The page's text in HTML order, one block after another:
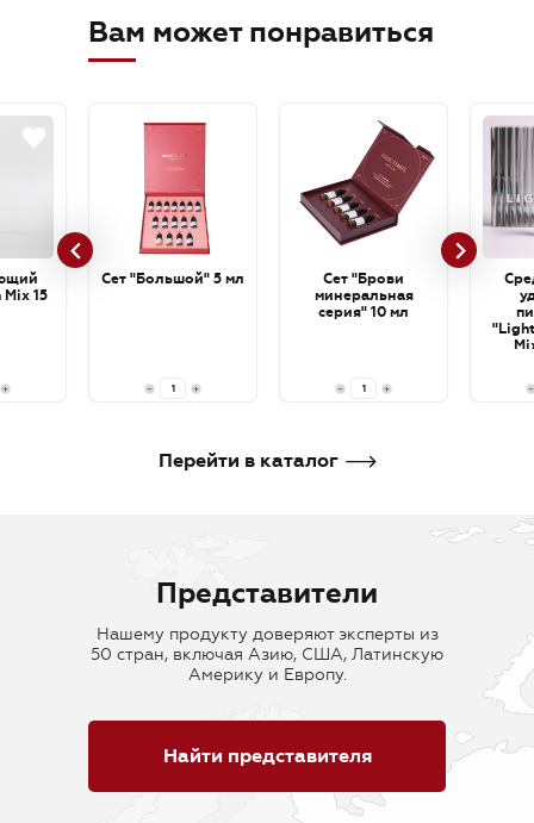
Вам может понравиться
15
Сет "Большой" 5 мл
Сет "Брови
минеральная
серия" 10 мл
Перейти в каталог
Представители
Нашему продукту доверяют эксперты из
50 стран, включая Азию, США, Латинскую
Америку и Европу.
Найти представителя